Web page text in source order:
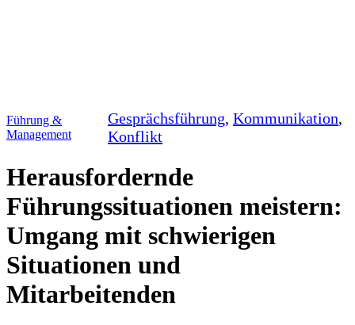
Führung &
Management
Gesprächsführung, Kommunikation
Konflikt
Herausfordernde
Führungssituationen meistern:
Umgang mit schwierigen
Situationen und
Mitarbeitenden